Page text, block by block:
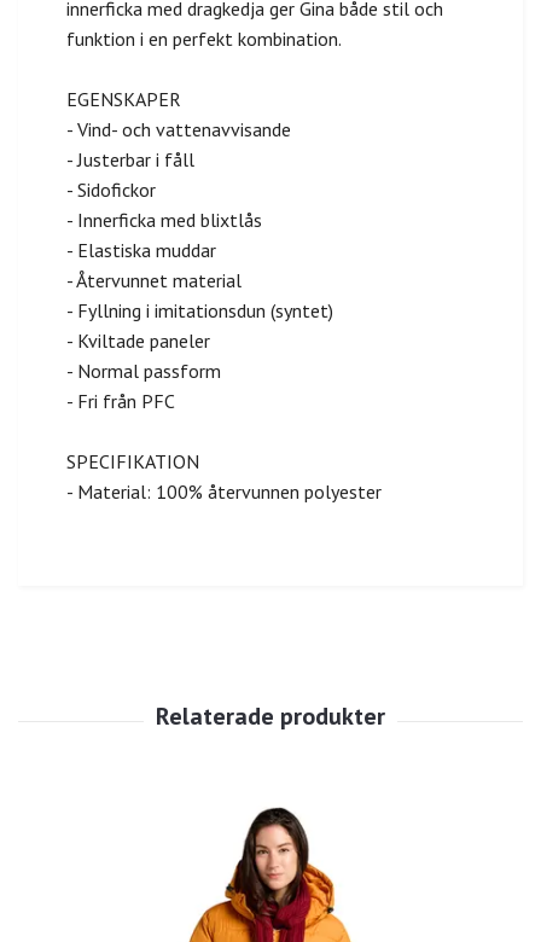
innerficka med dragkedja ger Gina både stil och
funktion i en perfekt kombination.
EGENSKAPER
- Vind- och vattenavvisande
- Justerbar i fåll
- Sidofickor
- Innerficka med blixtlås
- Elastiska muddar
- Återvunnet material
- Fyllning i imitationsdun (syntet)
- Kviltade paneler
- Normal passform
- Fri från PFC
SPECIFIKATION
- Material: 100% återvunnen polyester